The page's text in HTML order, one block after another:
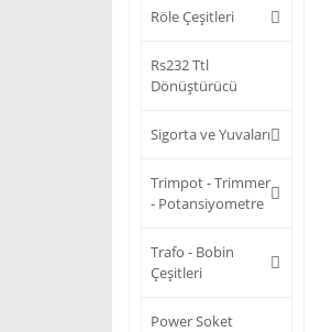
Röle Çeşitleri
Rs232 Ttl
Dönüştürücü
Sigorta ve Yuvaları
Trimpot - Trimmer
- Potansiyometre
Trafo - Bobin
Çeşitleri
Power Soket